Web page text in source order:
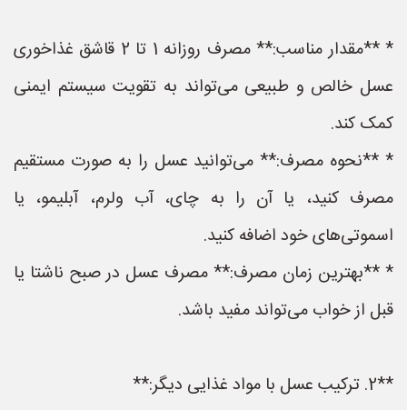
* **مقدار مناسب:** مصرف روزانه 1 تا 2 قاشق غذاخوری
عسل خالص و طبیعی می‌تواند به تقویت سیستم ایمنی
کمک کند.
* **نحوه مصرف:** می‌توانید عسل را به صورت مستقیم
مصرف کنید، یا آن را به چای، آب ولرم، آبلیمو، یا
اسموتی‌های خود اضافه کنید.
* **بهترین زمان مصرف:** مصرف عسل در صبح ناشتا یا
قبل از خواب می‌تواند مفید باشد.
**2. ترکیب عسل با مواد غذایی دیگر:**